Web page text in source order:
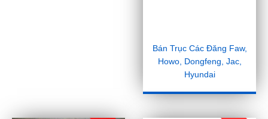
Bán Trục Các Đăng Faw,
Howo, Dongfeng, Jac,
Hyundai